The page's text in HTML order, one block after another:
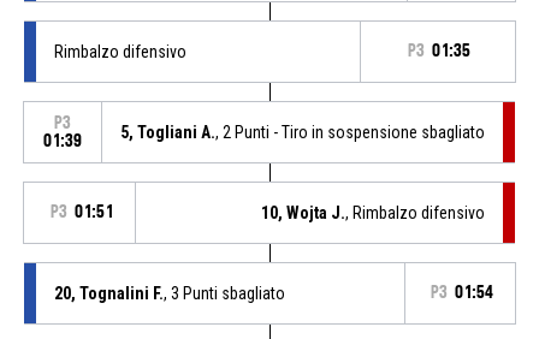
Rimbalzo difensivo P3 01:35
P3
01:39
5, Togliani A., 2 Punti - Tiro in sospensione sbagliato
P3 01:51 10, Wojta J., Rimbalzo difensivo
20, Tognalini F., 3 Punti sbagliato P3 01:54